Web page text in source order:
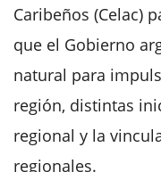
Caribeños (Celac)
que el Gobierno
natural para
región, distintas
regional y la
regionales.